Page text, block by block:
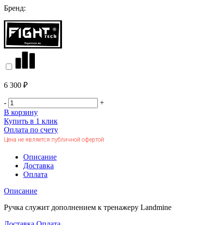
Бренд:
6 300 ₽
-
+
В корзину
Купить в 1 клик
Оплата по счету
Цена не является публичной офертой
Описание
Доставка
Оплата
Описание
Ручка служит дополнением к тренажеру Landmine